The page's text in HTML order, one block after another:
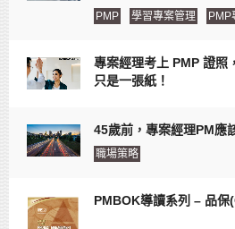
PMP 學習專案管理 PMP
專案經理考上 PMP 證照
只是一張紙！
45歲前，專案經理PM應
職場策略
PMBOK導讀系列 – 品保